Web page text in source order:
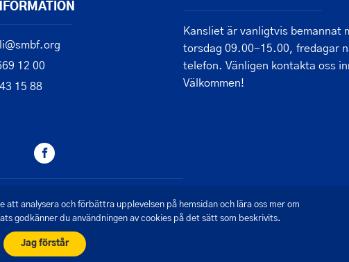
12 00
15 88
Kansliet är vanligtvis bemannat
torsdag 09.00-15.00, fredagar
telefon. Vänligen kontakta oss
Välkommen!
Mälarens Båtförbund
av Pigment webbyrå
analysera och förbättra upplevelsen på hemsidan och lära oss mer om
godkänner du användningen av cookies på det sätt som beskrivits.
Jag förstår